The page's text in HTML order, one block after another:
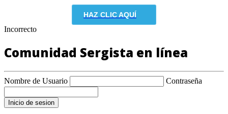
HAZ CLIC AQUÍ
Incorrecto
Comunidad Sergista en línea
Nombre de Usuario Contraseña